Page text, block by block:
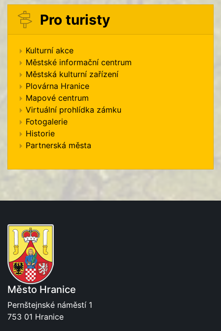
Pro turisty
Kulturní akce
Městské informační centrum
Městská kulturní zařízení
Plovárna Hranice
Mapové centrum
Virtuální prohlídka zámku
Fotogalerie
Historie
Partnerská města
Město Hranice
Pernštejnské náměstí 1
753 01 Hranice